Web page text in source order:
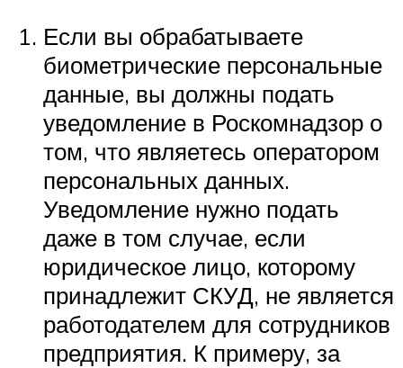
Если вы обрабатываете
биометрические персональные
данные, вы должны подать
уведомление в Роскомнадзор о
том, что являетесь оператором
персональных данных.
Уведомление нужно подать
даже в том случае, если
юридическое лицо, которому
принадлежит СКУД, не является
работодателем для сотрудников
предприятия. К примеру, за